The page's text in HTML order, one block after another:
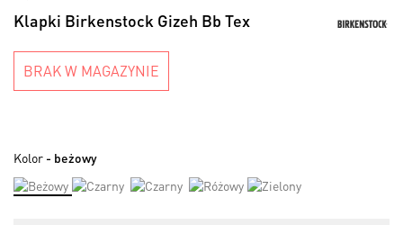
end
images
gallery
the
images
Klapki Birkenstock Gizeh Bb Tex
BRAK W MAGAZYNIE
Kolor - beżowy